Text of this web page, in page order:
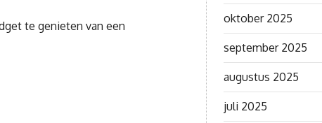
te genieten van een
oktober 2025
september 2025
augustus 2025
juli 2025